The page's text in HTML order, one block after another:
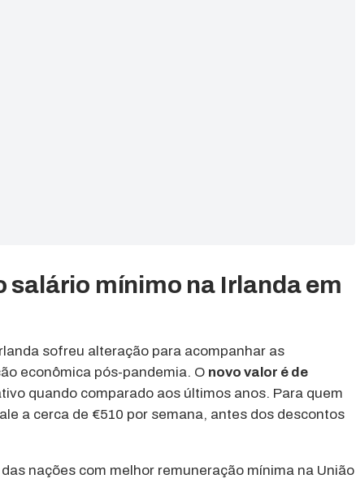
salário mínimo na Irlanda em
sofreu alteração para acompanhar as
econômica pós-pandemia. O novo valor é de
quando comparado aos últimos anos. Para quem
a cerca de €510 por semana, antes dos descontos
nações com melhor remuneração mínima na União